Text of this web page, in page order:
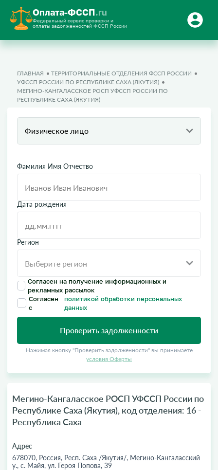
Оплата-ФССП.ru
Федеральный сервис проверки и
оплаты задолженностей ФССП России
ГЛАВНАЯ
ТЕРРИТОРИАЛЬНЫЕ ОТДЕЛЕНИЯ ФССП РОССИИ
УФССП РОССИИ ПО РЕСПУБЛИКЕ САХА (ЯКУТИЯ)
МЕГИНО-КАНГАЛАССКОЕ РОСП УФССП РОССИИ ПО
РЕСПУБЛИКЕ САХА (ЯКУТИЯ)
Физическое лицо
Фамилия Имя Отчество
Дата рождения
Регион
Согласен на получение информационных и
рекламных рассылок
Согласен
с
политикой обработки персональных
данных
Проверить задолженности
Нажимая кнопку "Проверить задолженности" вы принимаете
условия Оферты
Мегино-Кангаласское РОСП УФССП России по
Республике Саха (Якутия), код отделения: 16 -
Республика Саха
Адрес
678070, Россия, Респ. Саха /Якутия/, Мегино-Кангаласский
у., с. Майя, ул. Героя Попова, 39